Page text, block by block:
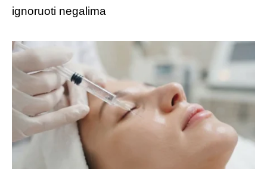
ignoruoti negalima